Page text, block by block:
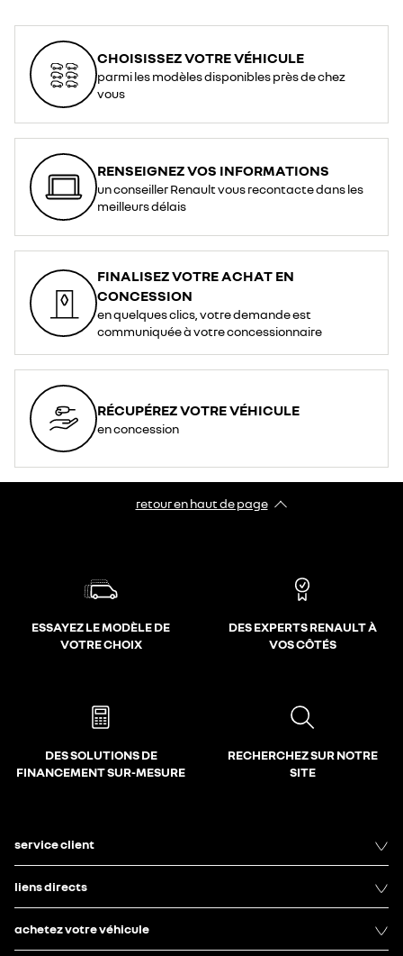
CHOISISSEZ VOTRE VÉHICULE
parmi les modèles disponibles près de chez
vous
RENSEIGNEZ VOS INFORMATIONS
un conseiller Renault vous recontacte dans les
meilleurs délais
FINALISEZ VOTRE ACHAT EN
CONCESSION
en quelques clics, votre demande est
communiquée à votre concessionnaire
RÉCUPÉREZ VOTRE VÉHICULE
en concession
retour en haut de page​
ESSAYEZ LE MODÈLE DE
VOTRE CHOIX
DES EXPERTS RENAULT À
VOS CÔTÉS
DES SOLUTIONS DE
FINANCEMENT SUR-MESURE
RECHERCHEZ SUR NOTRE
SITE
service client
liens directs
achetez votre véhicule